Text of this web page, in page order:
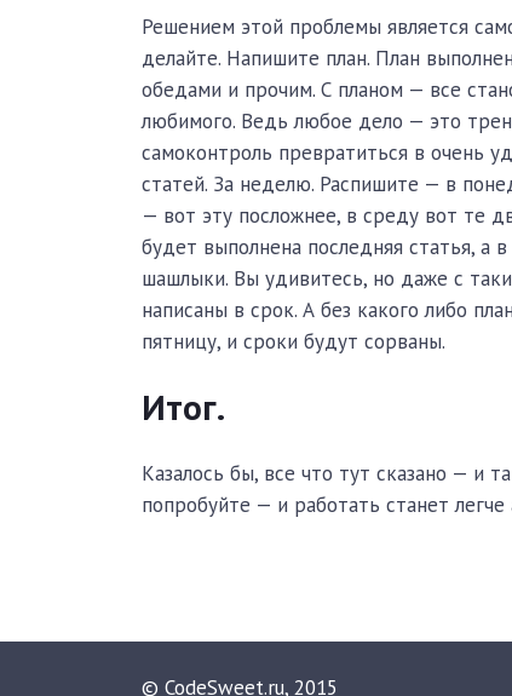
Решением этой проблемы является
делайте. Напишите план. План
обедами и прочим. С планом — все
любимого. Ведь любое дело — это
самоконтроль превратиться в очень
статей. За неделю. Распишите — в
— вот эту посложнее, в среду вот те
будет выполнена последняя статья,
шашлыки. Вы удивитесь, но даже с
написаны в срок. А без какого либо
пятницу, и сроки будут сорваны.
Итог.
Казалось бы, все что тут сказано — и
попробуйте — и работать станет
© CodeSweet.ru, 2015